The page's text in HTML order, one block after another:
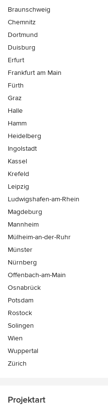
Braunschweig
Chemnitz
Dortmund
Duisburg
Erfurt
Frankfurt am Main
Fürth
Graz
Halle
Hamm
Heidelberg
Ingolstadt
Kassel
Krefeld
Leipzig
Ludwigshafen-am-Rhein
Magdeburg
Mannheim
Mülheim-an-der-Ruhr
Münster
Nürnberg
Offenbach-am-Main
Osnabrück
Potsdam
Rostock
Solingen
Wien
Wuppertal
Zürich
Projektart